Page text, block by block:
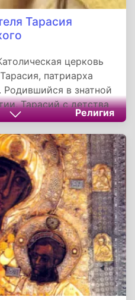
Тарасия
церковь
патриарха
Родившийся в знатной
Тарасий с детства
и получил
Благодаря своим
он уже в
пост, став одним из
дворе.
Религия